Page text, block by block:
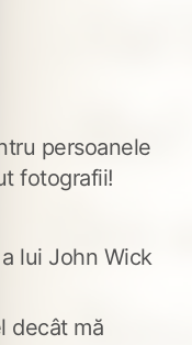
persoanele
fotografii!
lui John Wick
decât mă